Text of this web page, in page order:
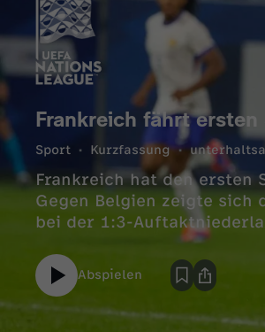
Frankreich fährt ersten
Sport Kurzfassung
Frankreich hat den ersten
Gegen Belgien zeigte sich
bei der 1:3-
Abspielen